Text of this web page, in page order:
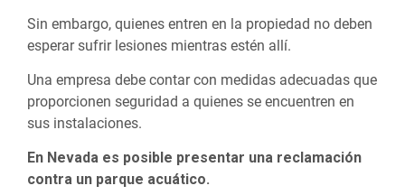
Sin embargo, quienes entren en la propiedad no deben
esperar sufrir lesiones mientras estén allí.
Una empresa debe contar con medidas adecuadas que
proporcionen seguridad a quienes se encuentren en
sus instalaciones.
En Nevada es posible presentar una reclamación
contra un parque acuático.